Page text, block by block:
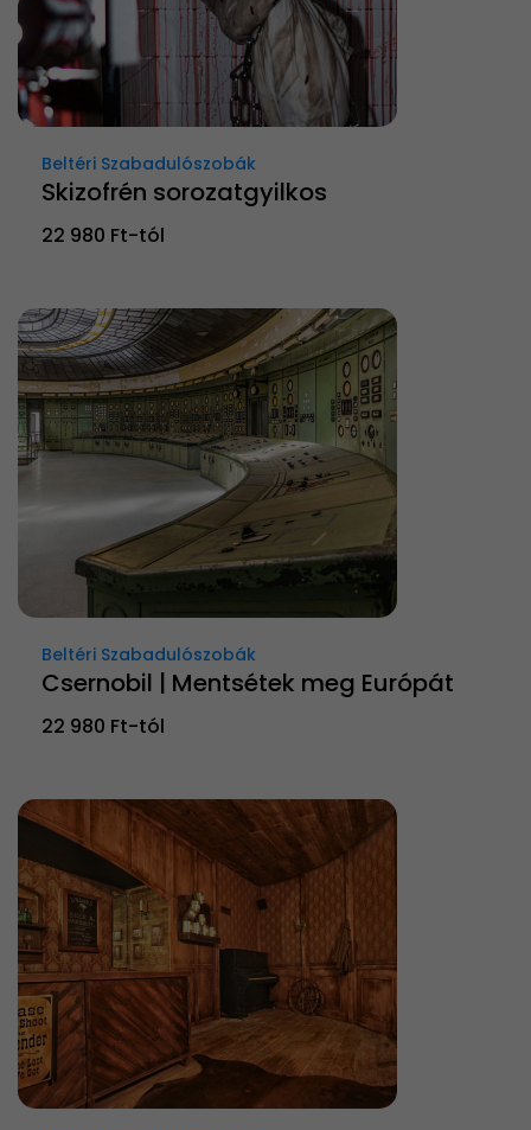
Beltéri Szabadulószobák
Skizofrén sorozatgyilkos
22 980 Ft-tól
Beltéri Szabadulószobák
Csernobil | Mentsétek meg Európát
22 980 Ft-tól